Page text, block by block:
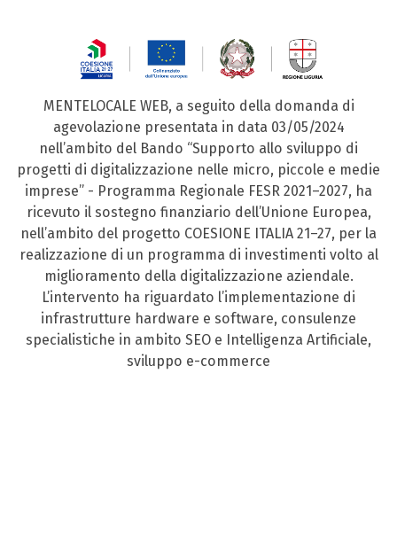
MENTELOCALE WEB, a seguito della domanda di
agevolazione presentata in data 03/05/2024
nell’ambito del Bando “Supporto allo sviluppo di
progetti di digitalizzazione nelle micro, piccole e medie
imprese” - Programma Regionale FESR 2021–2027, ha
ricevuto il sostegno finanziario dell’Unione Europea,
nell’ambito del progetto COESIONE ITALIA 21–27, per la
realizzazione di un programma di investimenti volto al
miglioramento della digitalizzazione aziendale.
L’intervento ha riguardato l’implementazione di
infrastrutture hardware e software, consulenze
specialistiche in ambito SEO e Intelligenza Artificiale,
sviluppo e-commerce